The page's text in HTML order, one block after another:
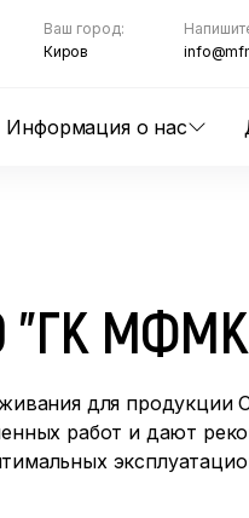
Информация о нас
Ваш город:
Киров
"ГК
для
работ и дают